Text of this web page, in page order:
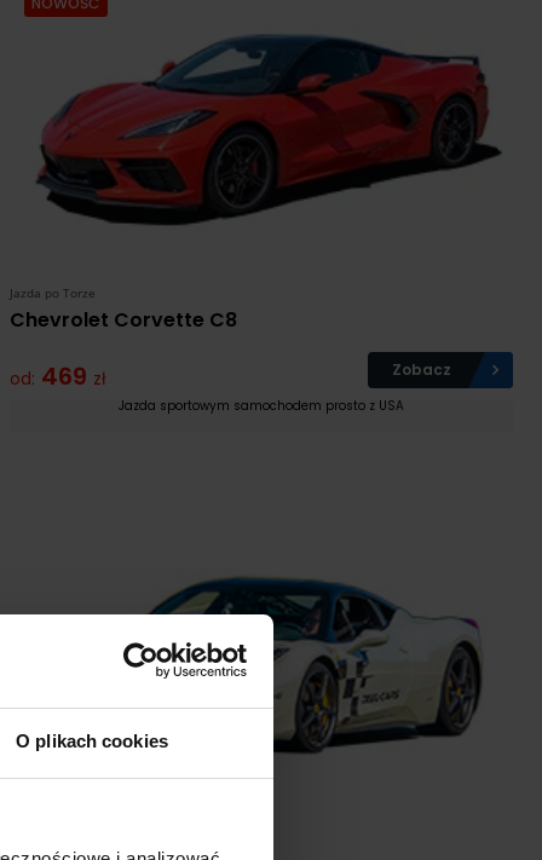
O plikach cookies
Jazda po Torze
Chevrolet Corvette C8
od: 469 zł Zobacz
Jazda sportowym samochodem prosto z USA